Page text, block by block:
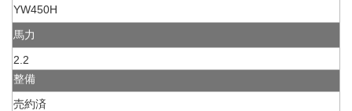
YW450H
馬力
2.2
整備
売約済